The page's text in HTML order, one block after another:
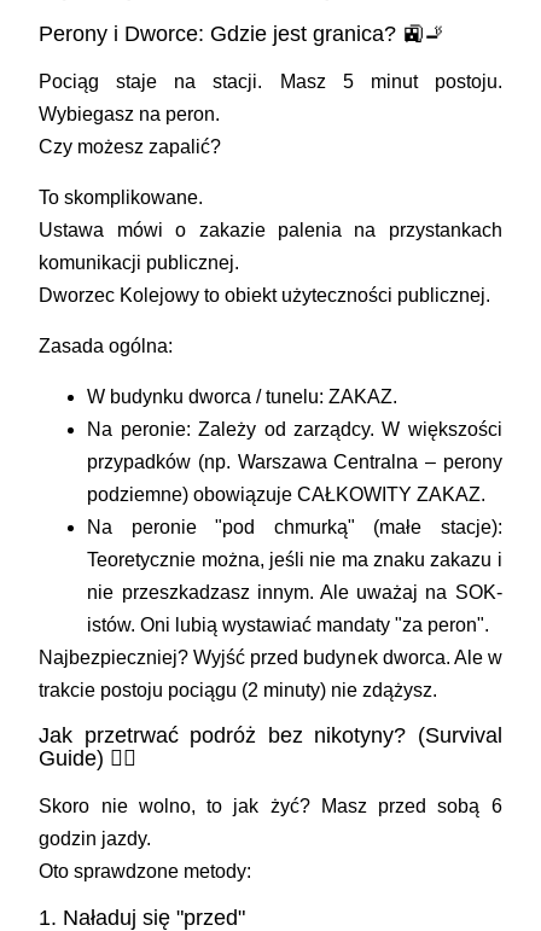
Perony i Dworce: Gdzie jest granica? 🚉🚬
Pociąg staje na stacji. Masz 5 minut postoju.
Wybiegasz na peron.
Czy możesz zapalić?
To skomplikowane.
Ustawa mówi o zakazie palenia na przystankach
komunikacji publicznej.
Dworzec Kolejowy to obiekt użyteczności publicznej.
Zasada ogólna:
W budynku dworca / tunelu: ZAKAZ.
Na peronie: Zależy od zarządcy. W większości
przypadków (np. Warszawa Centralna – perony
podziemne) obowiązuje CAŁKOWITY ZAKAZ.
Na peronie "pod chmurką" (małe stacje):
Teoretycznie można, jeśli nie ma znaku zakazu i
nie przeszkadzasz innym. Ale uważaj na SOK-
istów. Oni lubią wystawiać mandaty "za peron".
Najbezpieczniej? Wyjść przed budynek dworca. Ale w
trakcie postoju pociągu (2 minuty) nie zdążysz.
Jak przetrwać podróż bez nikotyny? (Survival
Guide) 🧘‍♂️
Skoro nie wolno, to jak żyć? Masz przed sobą 6
godzin jazdy.
Oto sprawdzone metody:
1. Naładuj się "przed"